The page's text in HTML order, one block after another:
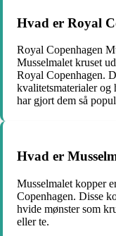
Hvad er Royal
Royal Copenhagen
Musselmalet kruset
Royal Copenhagen.
kvalitetsmaterialer og
har gjort dem så
Hvad er
Musselmalet kopper
Copenhagen. Disse
hvide mønster som
eller te.